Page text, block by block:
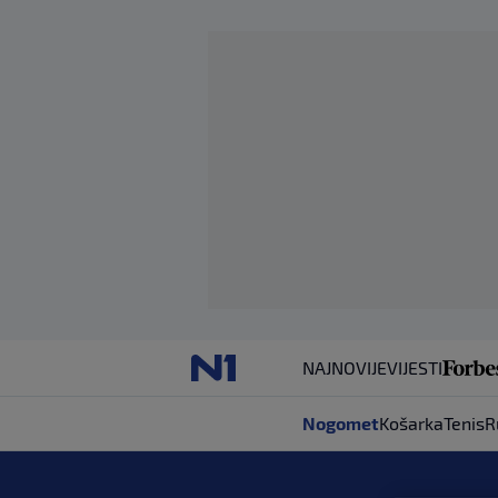
NAJNOVIJEVIJESTI
NogometKošarkaTenis